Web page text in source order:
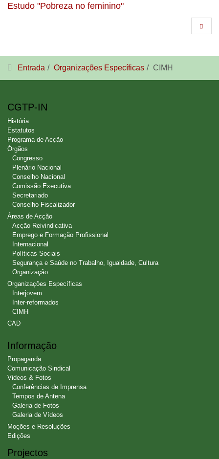
Estudo "Pobreza no feminino"
Entrada Organizações Específicas CIMH
CGTP-IN
História
Estatutos
Programa de Acção
Órgãos
Congresso
Plenário Nacional
Conselho Nacional
Comissão Executiva
Secretariado
Conselho Fiscalizador
Áreas de Acção
Acção Reivindicativa
Emprego e Formação Profissional
Internacional
Políticas Sociais
Segurança e Saúde no Trabalho, Igualdade, Cultura
Organização
Organizações Específicas
Interjovem
Inter-reformados
CIMH
CAD
Informação
Propaganda
Comunicação Sindical
Videos & Fotos
Conferências de Imprensa
Tempos de Antena
Galeria de Fotos
Galeria de Vídeos
Moções e Resoluções
Edições
Projectos